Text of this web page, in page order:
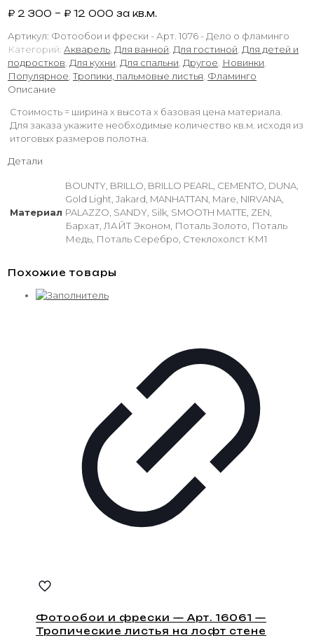
₽ 2 300 – ₽ 12 000 за кв.м.
Артикул: Фотообои и фрески - Арт. 1076 - Дело о фламинго
Категорий: Акварель, Для ванной, Для гостиной, Для детей и
подростков, Для кухни, Для спальни, Другое, Новинки,
Популярное, Тропики, пальмовые листья, Фламинго
Описание
Стоимость = ширина х высота х базовая цена материала.
Для заказа укажите необходимые количество кв.м. исходя из
итоговых размеров полотна.
Детали
Материал
BOUNTY, BRILLO, BRILLO PEARL, CEMENTO, DUNA,
Gold Light, Jakard, MANHATTAN, Mare, NIRVANA,
PALAZZO, SANDY, Silk, SMOOTH MATTE, ZEN,
Бархат, ЛАЙТ Эконом, Поталь Золото, Поталь
Медь, Поталь Серебро, Стеклохолст КМ1
Похожие товары
Фотообои и фрески — Арт. 16061 —
Тропические листья на лофт стене